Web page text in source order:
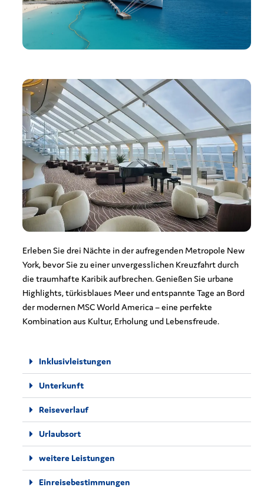
Erleben Sie drei Nächte in der aufregenden Metropole New
York, bevor Sie zu einer unvergesslichen Kreuzfahrt durch
die traumhafte Karibik aufbrechen. Genießen Sie urbane
Highlights, türkisblaues Meer und entspannte Tage an Bord
der modernen MSC World America – eine perfekte
Kombination aus Kultur, Erholung und Lebensfreude.
Inklusivleistungen
Unterkunft
Reiseverlauf
Urlaubsort
weitere Leistungen
Einreisebestimmungen